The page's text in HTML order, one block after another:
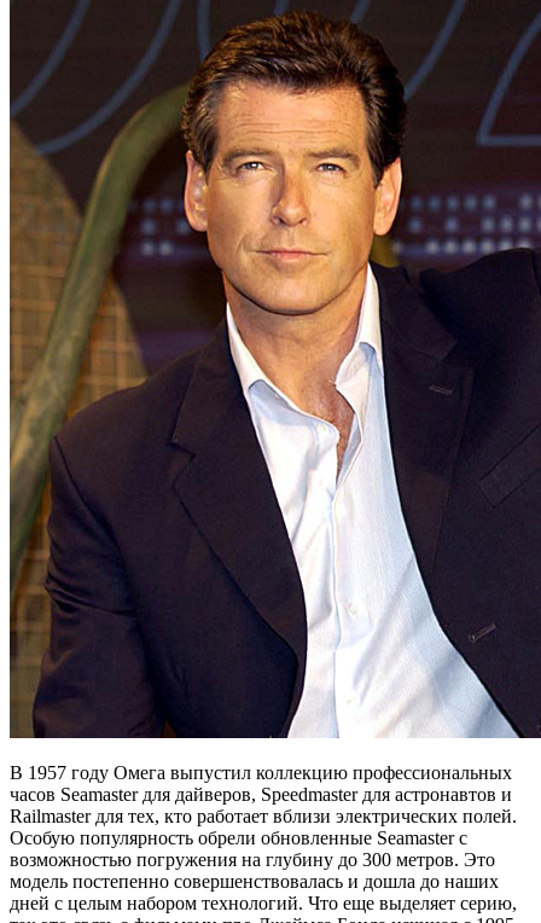
В 1957 году Омега выпустил коллекцию профессиональных
часов Seamaster для дайверов, Speedmaster для астронавтов и
Railmaster для тех, кто работает вблизи электрических полей.
Особую популярность обрели обновленные Seamaster с
возможностью погружения на глубину до 300 метров. Это
модель постепенно совершенствовалась и дошла до наших
дней с целым набором технологий. Что еще выделяет серию,